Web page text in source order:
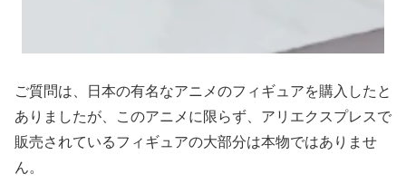
ご質問は、日本の有名なアニメのフィギュアを購入したと
ありましたが、このアニメに限らず、アリエクスプレスで
販売されているフィギュアの大部分は本物ではありませ
ん。